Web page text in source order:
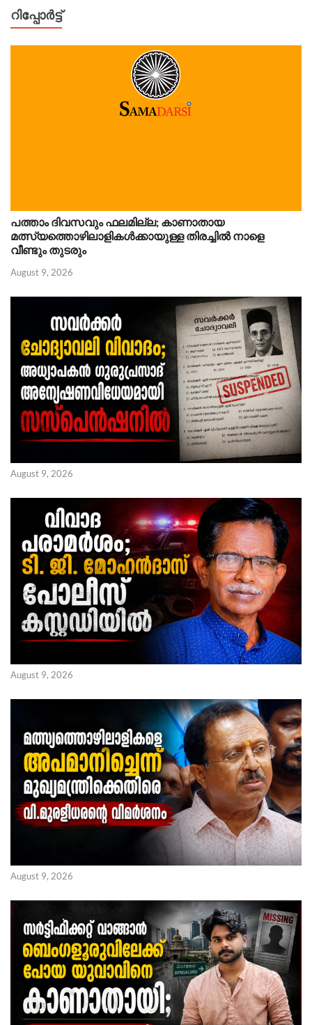
റിപ്പോര്‍ട്ട്
പത്താം ദിവസവും ഫലമില്ല; കാണാതായ
മത്സ്യത്തൊഴിലാളികൾക്കായുള്ള തിരച്ചിൽ നാളെ
വീണ്ടും തുടരും
August 9, 2026
August 9, 2026
August 9, 2026
August 9, 2026